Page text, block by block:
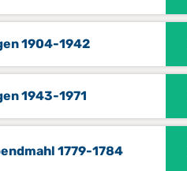
1904-1942
1943-1971
1779-1784